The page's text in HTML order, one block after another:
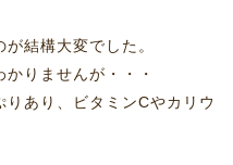
結構大変でした。
りませんが・・・
あり、ビタミンCやカリウ